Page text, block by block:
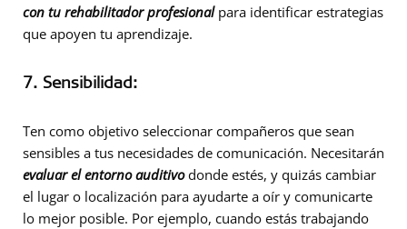
con tu rehabilitador profesionalpara identificar estrategias
que apoyen tu aprendizaje.
7. Sensibilidad:
Ten como objetivo seleccionar compañeros que sean
sensibles a tus necesidades de comunicación. Necesitarán
evaluar el entorno auditivodonde estés, y quizás cambiar
el lugar o localización para ayudarte a oír y comunicarte
lo mejor posible. Por ejemplo, cuando estás trabajando